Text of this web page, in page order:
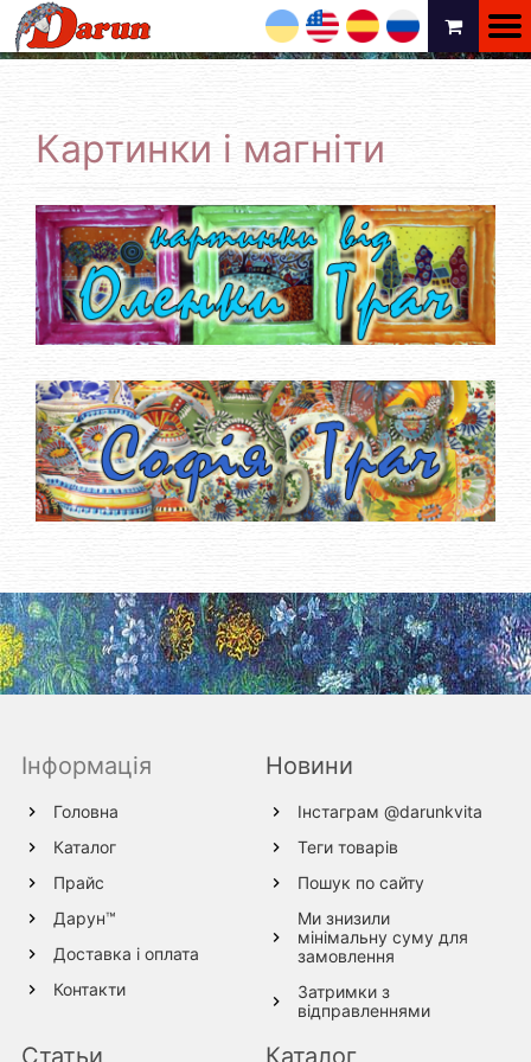
UA EN ES RU
Картинки і магніти
Інформація
Головна
Каталог
Прайс
Дарун™
Доставка і оплата
Контакти
Новини
Інстаграм @darunkvita
Теги товарів
Пошук по сайту
Ми знизили
мінімальну суму для
замовлення
Затримки з
відправленнями
Статьи Каталог